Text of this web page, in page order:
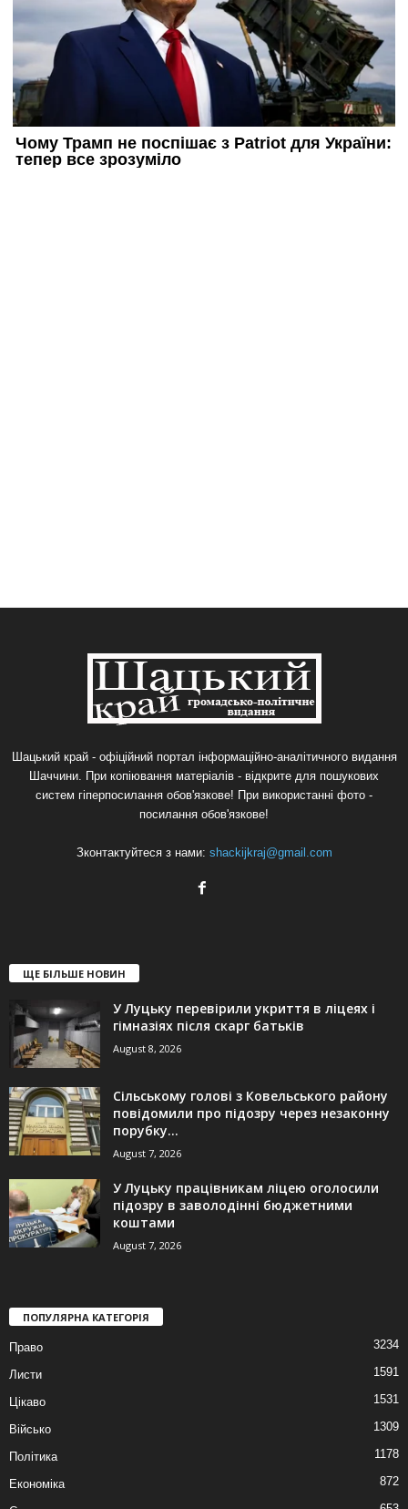
Шацький край - офіційний портал інформаційно-аналітичного видання
Шаччини. При копіювання матеріалів - відкрите для пошукових
систем гіперпосилання обов'язкове! При використанні фото -
посилання обов'язкове!
Зконтактуйтеся з нами: shackijkraj@gmail.com
ЩЕ БІЛЬШЕ НОВИН
У Луцьку перевірили укриття в ліцеях і
гімназіях після скарг батьків
August 8, 2026
Сільському голові з Ковельського району
повідомили про підозру через незаконну
порубку...
August 7, 2026
У Луцьку працівникам ліцею оголосили
підозру в заволодінні бюджетними
коштами
August 7, 2026
ПОПУЛЯРНА КАТЕГОРІЯ
Право 3234
Листи 1591
Цікаво 1531
Військо 1309
Політика 1178
Економіка 872